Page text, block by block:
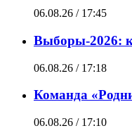
06.08.26 / 17:45
Выборы-2026:
06.08.26 / 17:18
Команда
06.08.26 / 17:10